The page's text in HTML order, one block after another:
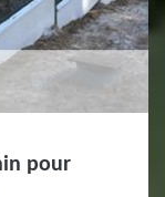
pour